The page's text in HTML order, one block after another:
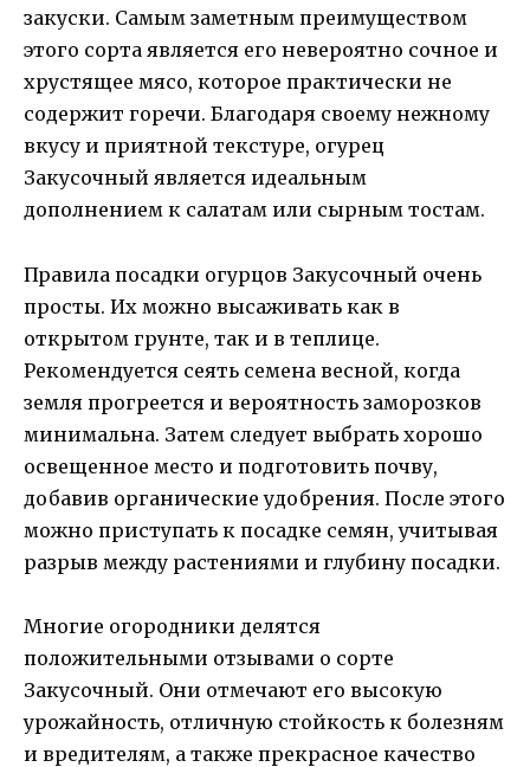
закуски. Самым заметным преимуществом
этого сорта является его невероятно сочное и
хрустящее мясо, которое практически не
содержит горечи. Благодаря своему нежному
вкусу и приятной текстуре, огурец
Закусочный является идеальным
дополнением к салатам или сырным тостам.
Правила посадки огурцов Закусочный очень
просты. Их можно высаживать как в
открытом грунте, так и в теплице.
Рекомендуется сеять семена весной, когда
земля прогреется и вероятность заморозков
минимальна. Затем следует выбрать хорошо
освещенное место и подготовить почву,
добавив органические удобрения. После этого
можно приступать к посадке семян, учитывая
разрыв между растениями и глубину посадки.
Многие огородники делятся
положительными отзывами о сорте
Закусочный. Они отмечают его высокую
урожайность, отличную стойкость к болезням
и вредителям, а также прекрасное качество